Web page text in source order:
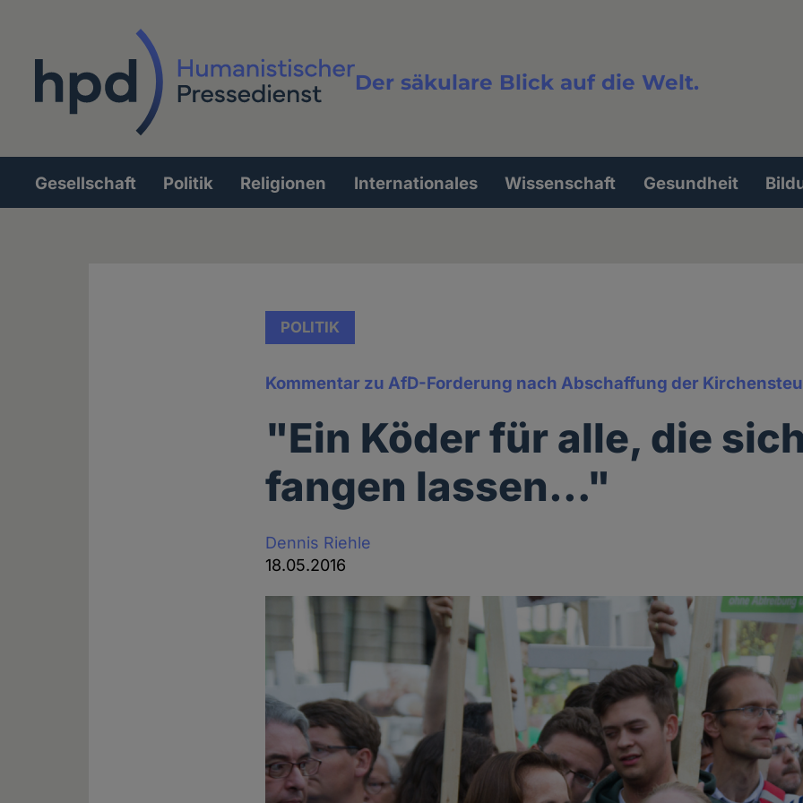
Der säkulare Blick auf die Welt.
Volltextsuche
Hauptnavigation
Gesellschaft Politik Religionen Internationales Wissenschaft Gesundheit
POLITIK
Kommentar zu AfD-Forderung nach Abschaffung der
"Ein Köder für alle, die
fangen lassen…"
Dennis Riehle
18.05.2016